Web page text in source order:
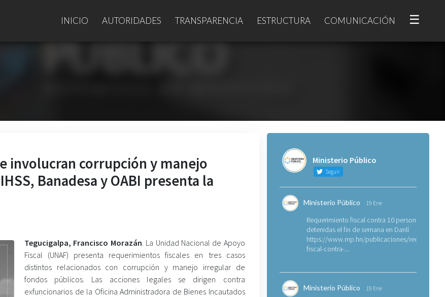
INICIO AUTORIDADES TRANSPARENCIA ESTRUCTURA COMUNICACIÓN ☰
involucran corrupción y manejo
Banadesa y OABI presenta la
Tegucigalpa, Francisco Morazán. La Unidad Nacional de Apoyo
Fiscal (UNAF) presenta requerimientos fiscales en tres casos
distintos relacionados con corrupción y manejo irregular de
fondos públicos. Las acciones legales se dirigen contra
exfuncionarios de la Oficina Administradora de Bienes Incautados
Ministerio Público
Seguir
Ministerio Público 19 Ene
Requerimiento fiscal contra 10 personas
detenidas el fin de semana en Danlí
https://www.mp.hn/publicaciones/
fiscal-contra-...
Ministerio Público 19 Ene